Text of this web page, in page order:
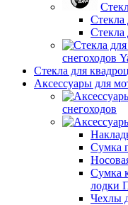
Стекла
Стекла
снегоходов
Стекла для
Аксессуары для
снегоходов
Сумка
Сумка
лодки
Чехлы